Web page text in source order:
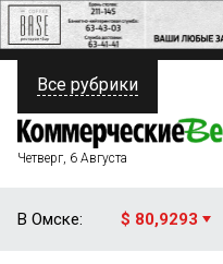
ПОЛИТИКА
ФИНАНСЫ
Все рубрики
Четверг, 6 Августа
В Омске: $ 80,9293